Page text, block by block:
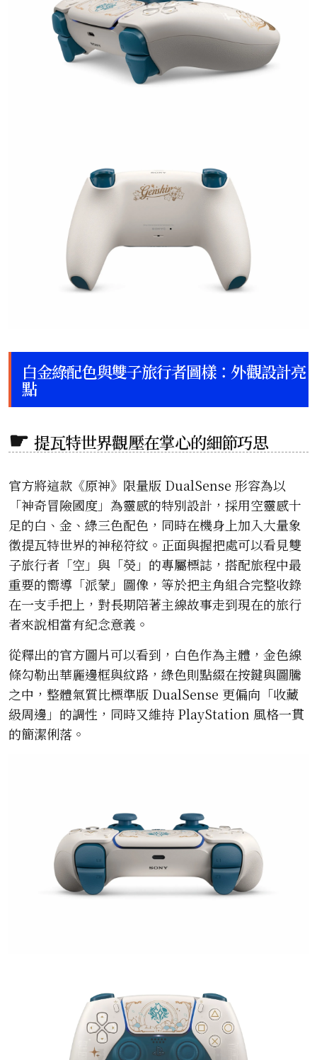
白金綠配色與雙子旅行者圖樣：外觀設計亮
點
提瓦特世界觀壓在掌心的細節巧思
官方將這款《原神》限量版 DualSense 形容為以
「神奇冒險國度」為靈感的特別設計，採用空靈感十
足的白、金、綠三色配色，同時在機身上加入大量象
徵提瓦特世界的神秘符紋。正面與握把處可以看見雙
子旅行者「空」與「熒」的專屬標誌，搭配旅程中最
重要的嚮導「派蒙」圖像，等於把主角組合完整收錄
在一支手把上，對長期陪著主線故事走到現在的旅行
者來說相當有紀念意義。
從釋出的官方圖片可以看到，白色作為主體，金色線
條勾勒出華麗邊框與紋路，綠色則點綴在按鍵與圖騰
之中，整體氣質比標準版 DualSense 更偏向「收藏
級周邊」的調性，同時又維持 PlayStation 風格一貫
的簡潔俐落。